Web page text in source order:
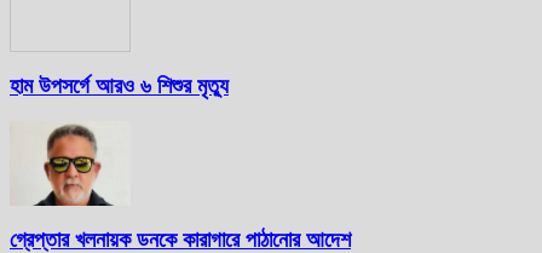
হাম উপসর্গে আরও ৬ শিশুর মৃত্যু
গ্রেপ্তার খলনায়ক ডনকে কারাগারে পাঠানোর আদেশ